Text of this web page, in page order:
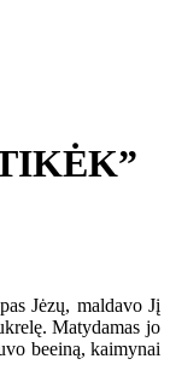
Jėzų, maldavo Jį
Matydamas jo
beeiną, kaimynai